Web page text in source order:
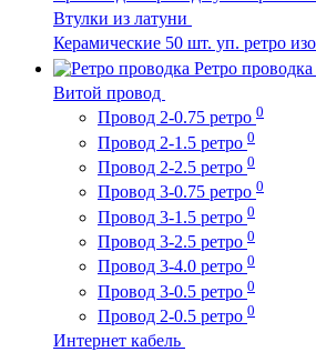
Втулки из латуни
Керамические 50 шт. уп. ретро
Ретро проводка
Витой провод
Провод 2-0.75 ретро 0
Провод 2-1.5 ретро 0
Провод 2-2.5 ретро 0
Провод 3-0.75 ретро 0
Провод 3-1.5 ретро 0
Провод 3-2.5 ретро 0
Провод 3-4.0 ретро 0
Провод 3-0.5 ретро 0
Провод 2-0.5 ретро 0
Интернет кабель